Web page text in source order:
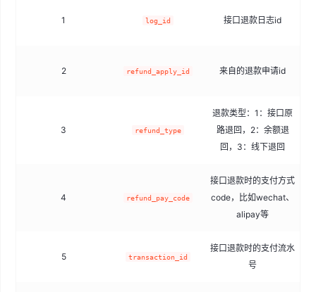
1 log_id 接口退款日志id
2 refund_apply_id 来自的退款申请id
3 refund_type
退款类型：1：接口原
路退回，2：余额退
回，3：线下退回
4 refund_pay_code
接口退款时的支付方式
code，比如wechat、
alipay等
5 transaction_id
接口退款时的支付流水
号